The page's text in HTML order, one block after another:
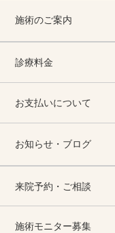
施術のご案内
診療料金
お支払いについて
お知らせ・ブログ
来院予約・ご相談
施術モニター募集